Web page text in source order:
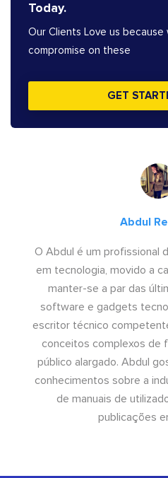
Today.
Our Clients Love us because
compromise on these
GET
Abdul
O Abdul é um profissional
em tecnologia, movido a
manter-se a par das
software e gadgets
escritor técnico
conceitos complexos de
público alargado. Abdul
conhecimentos sobre a
de manuais de
publicações